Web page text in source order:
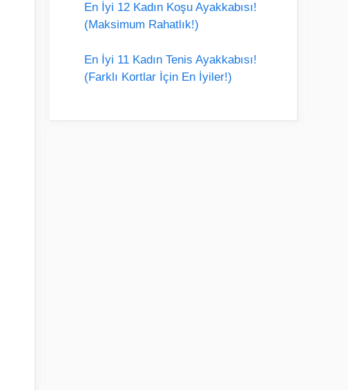
En İyi 12 Kadın Koşu Ayakkabısı!
(Maksimum Rahatlık!)
En İyi 11 Kadın Tenis Ayakkabısı!
(Farklı Kortlar İçin En İyiler!)